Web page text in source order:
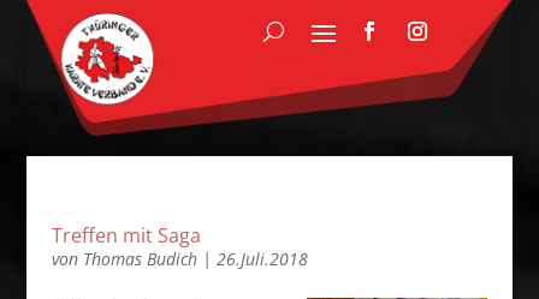
Treffen mit Saga
von Thomas Budich| 26.Juli.2018